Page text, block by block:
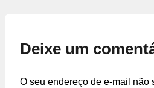
Deixe um
O seu endereço de e-mail não